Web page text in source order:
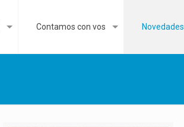
Contamos con vos Novedades